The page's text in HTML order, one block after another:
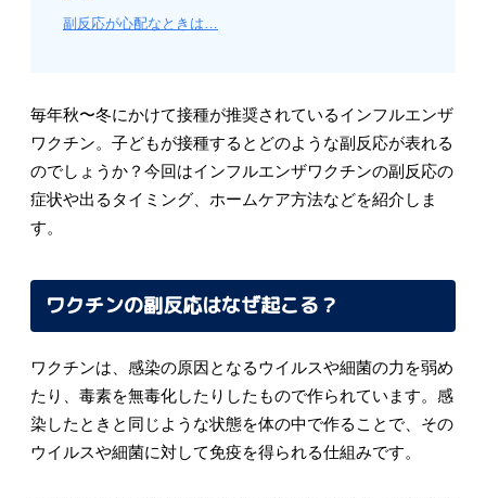
副反応が心配なときは…
毎年秋〜冬にかけて接種が推奨されているインフルエンザ
ワクチン。子どもが接種するとどのような副反応が表れる
のでしょうか？今回はインフルエンザワクチンの副反応の
症状や出るタイミング、ホームケア方法などを紹介しま
す。
ワクチンの副反応はなぜ起こる？
ワクチンは、感染の原因となるウイルスや細菌の力を弱め
たり、毒素を無毒化したりしたもので作られています。感
染したときと同じような状態を体の中で作ることで、その
ウイルスや細菌に対して免疫を得られる仕組みです。